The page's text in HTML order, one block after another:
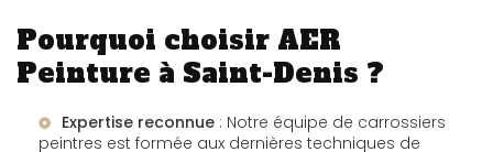
Pourquoi choisir AER
Peinture à Saint-Denis ?
Expertise reconnue : Notre équipe de carrossiers
peintres est formée aux dernières techniques de